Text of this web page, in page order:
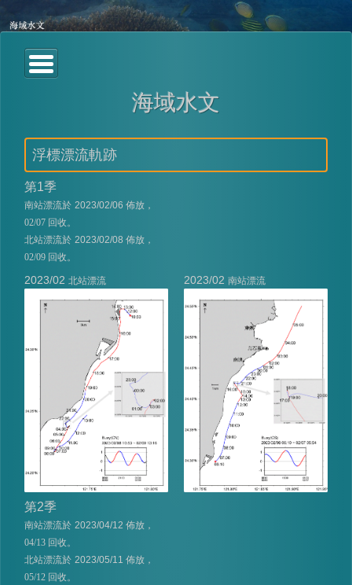
海域水文
浮標漂流軌跡
第1季
南站漂流於 2023/02/06 佈放，
02/07 回收。
北站漂流於 2023/02/08 佈放，
02/09 回收。
2023/02 北站漂流 2023/02 南站漂流
第2季
南站漂流於 2023/04/12 佈放，
04/13 回收。
北站漂流於 2023/05/11 佈放，
05/12 回收。